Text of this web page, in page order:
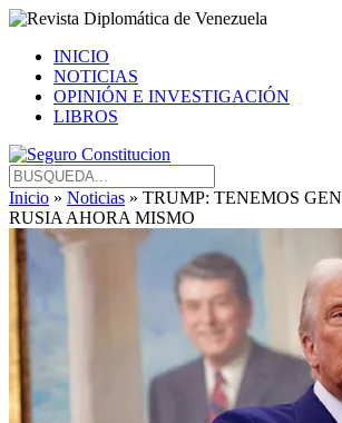
INICIO
NOTICIAS
OPINIÓN E INVESTIGACIÓN
LIBROS
Inicio » Noticias » TRUMP: TENEMOS
RUSIA AHORA MISMO